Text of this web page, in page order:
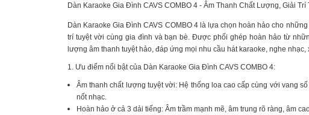
Dàn Karaoke Gia Đình CAVS COMBO 4 - Âm Thanh Chất Lượng, Giải
Dàn Karaoke Gia Đình CAVS COMBO 4 là lựa chọn hoàn hảo cho
trí tuyệt vời cùng gia đình và bạn bè. Được phối ghép hoàn hảo từ
lượng âm thanh tuyệt hảo, đáp ứng mọi nhu cầu hát karaoke, nghe nhạc,
1. Ưu điểm nổi bật của Dàn Karaoke Gia Đình CAVS COMBO 4:
Âm thanh chất lượng tuyệt vời: Hệ thống loa cao cấp cùng với vang
nốt nhạc.
Hoàn hảo ở cả 3 dải tiếng: Âm trầm mạnh mẽ, âm trung rõ ràng, âm